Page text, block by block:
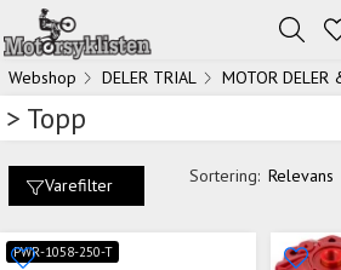
Webshop DELER TRIAL MOTOR DELER
> Topp
Varefilter Sortering: Relevans
PWR-1058-250-T